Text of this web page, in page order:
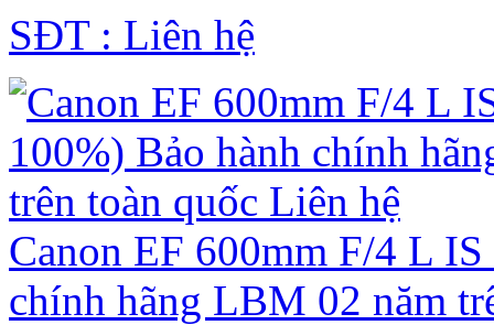
SĐT : Liên hệ
Canon EF 600mm F/4 L
chính hãng LBM 02 năm